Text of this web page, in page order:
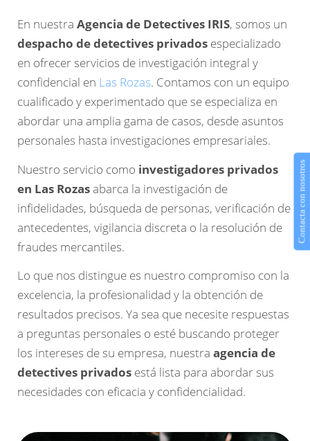
En nuestra Agencia de Detectives IRIS, somos un
despacho de detectives privados especializado
en ofrecer servicios de investigación integral y
confidencial en Las Rozas. Contamos con un equipo
cualificado y experimentado que se especializa en
abordar una amplia gama de casos, desde asuntos
personales hasta investigaciones empresariales.
Nuestro servicio como investigadores privados
en Las Rozasabarca la investigación de
infidelidades, búsqueda de personas, verificación de
antecedentes, vigilancia discreta o la resolución de
fraudes mercantiles.
Lo que nos distingue es nuestro compromiso con la
excelencia, la profesionalidad y la obtención de
resultados precisos. Ya sea que necesite respuestas
a preguntas personales o esté buscando proteger
los intereses de su empresa, nuestra agencia de
detectives privados está lista para abordar sus
necesidades con eficacia y confidencialidad.
Contacta con nosotros